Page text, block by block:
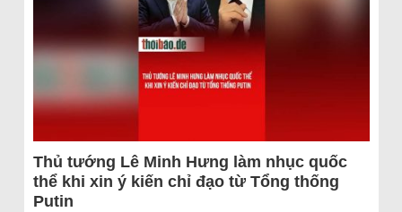
Thủ tướng Lê Minh Hưng làm nhục quốc
thể khi xin ý kiến chỉ đạo từ Tổng thống
Putin